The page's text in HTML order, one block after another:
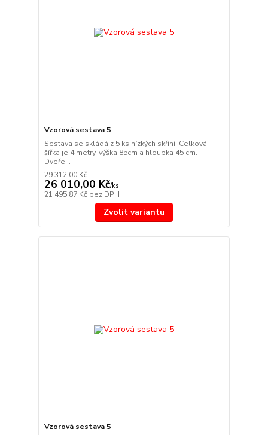
Vzorová sestava 5
Sestava se skládá z 5 ks nízkých skříní. Celková
šířka je 4 metry, výška 85cm a hloubka 45 cm.
Dveře...
29 312,00 Kč
26 010,00 Kč/ks
21 495,87 Kč bez DPH
Zvolit variantu
Vzorová sestava 5